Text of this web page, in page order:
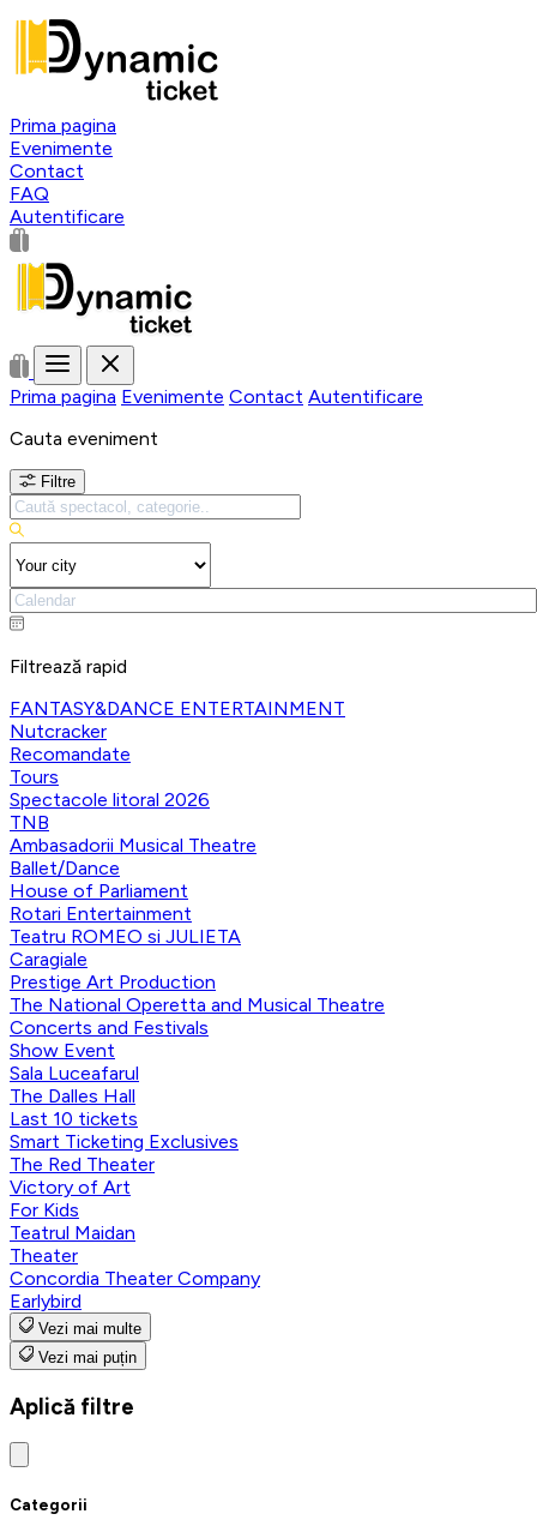
Prima pagina
Evenimente
Contact
FAQ
Autentificare
Prima pagina Evenimente Contact Autentificare
Cauta eveniment
Filtre
Filtrează rapid
FANTASY&DANCE ENTERTAINMENT
Nutcracker
Recomandate
Tours
Spectacole litoral 2026
TNB
Ambasadorii Musical Theatre
Ballet/Dance
House of Parliament
Rotari Entertainment
Teatru ROMEO si JULIETA
Caragiale
Prestige Art Production
The National Operetta and Musical Theatre
Concerts and Festivals
Show Event
Sala Luceafarul
The Dalles Hall
Last 10 tickets
Smart Ticketing Exclusives
The Red Theater
Victory of Art
For Kids
Teatrul Maidan
Theater
Concordia Theater Company
Earlybird
Vezi mai multe
Vezi mai puțin
Aplică filtre
Categorii